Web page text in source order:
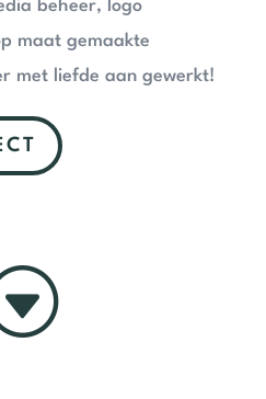
beheer, logo
maat gemaakte
met liefde aan gewerkt!